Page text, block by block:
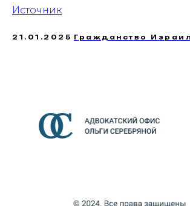
Источник
21.01.2025 Гражданство